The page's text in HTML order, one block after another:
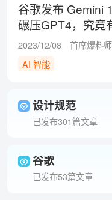
谷歌发布 Gemini
碾压GPT4，究竟
点？
2023/12/08
首席爆料师
AI 智能
设计规范
已发布301篇文章
谷歌
已发布53篇文章